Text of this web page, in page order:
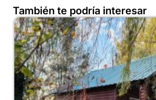
También te podría interesar